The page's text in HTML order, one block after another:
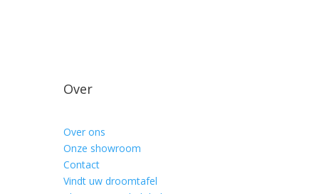
Over
Over ons
Onze showroom
Contact
Vindt uw droomtafel